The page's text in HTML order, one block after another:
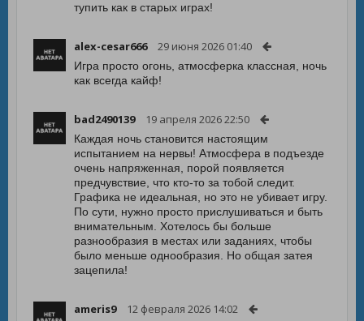
тупить как в старых играх!
alex-cesar666 29 июня 2026 01:40
Игра просто огонь, атмосферка классная, ночь
как всегда кайф!
bad2490139 19 апреля 2026 22:50
Каждая ночь становится настоящим
испытанием на нервы! Атмосфера в подъезде
очень напряженная, порой появляется
предчувствие, что кто-то за тобой следит.
Графика не идеальная, но это не убивает игру.
По сути, нужно просто прислушиваться и быть
внимательным. Хотелось бы больше
разнообразия в местах или заданиях, чтобы
было меньше однообразия. Но общая затея
зацепила!
ameris9 12 февраля 2026 14:02